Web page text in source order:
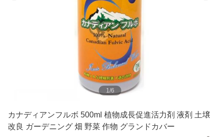
1/6
カナディアンフルボ 500ml 植物成長促進活力剤 液剤 土壌
改良 ガーデニング 畑 野菜 作物 グランドカバー